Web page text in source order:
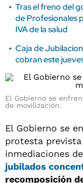
Tras el freno del
de Profesionales
IVA de la salud
Caja de
cobran este
El Gobierno se
de movilización.
El Gobierno se
protesta
inmediaciones
jubilados
recomposición